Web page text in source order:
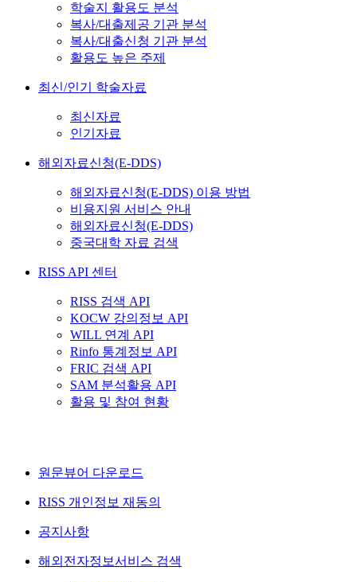
학술지 활용도 분석
복사/대출제공 기관 분석
복사/대출신청 기관 분석
활용도 높은 주제
최신/인기 학술자료
최신자료
인기자료
해외자료신청(E-DDS)
해외자료신청(E-DDS) 이용 방법
비용지원 서비스 안내
해외자료신청(E-DDS)
중국대학 자료 검색
RISS API 센터
RISS 검색 API
KOCW 강의정보 API
WILL 연계 API
Rinfo 통계정보 API
FRIC 검색 API
SAM 분석활용 API
활용 및 참여 현황
원문뷰어 다운로드
RISS 개인정보 재동의
공지사항
해외전자정보서비스 검색